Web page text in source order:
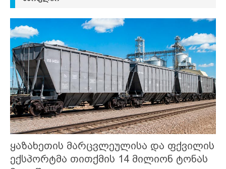
ყაზახეთის მარცვლეულისა და ფქვილის
ექსპორტმა თითქმის 14 მილიონ ტონას